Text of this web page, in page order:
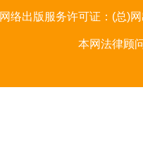
网络出版服务许可证：(总)
本网法律顾